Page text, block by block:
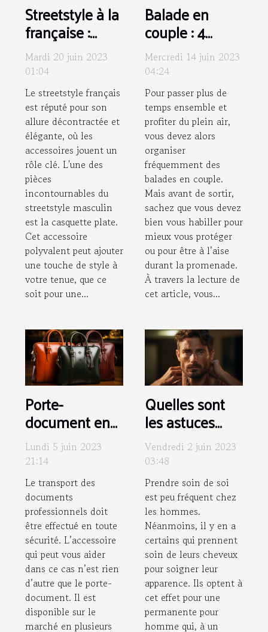
Streetstyle à la
française :
Comment
associer une
casquette
plate homme à
votre tenue ?
Mardi 20 juin 2023
01:04
Le streetstyle français
est réputé pour son
allure décontractée et
élégante, où les
accessoires jouent un
rôle clé. L'une des
pièces
incontournables du
streetstyle masculin
est la casquette plate.
Cet accessoire
polyvalent peut ajouter
une touche de style à
votre tenue, que ce
soit pour une...
Balade en
couple : 4
conseils pour
bien choisir vos
vêtements
Mercredi 14 juin 2023
04:24
Pour passer plus de
temps ensemble et
profiter du plein air,
vous devez alors
organiser
fréquemment des
balades en couple.
Mais avant de sortir,
sachez que vous devez
bien vous habiller pour
mieux vous protéger
ou pour être à l’aise
durant la promenade.
À travers la lecture de
cet article, vous...
Porte-
document en
cuir : comment
assurer son
entretien ?
Lundi 5 juin 2023
21:14
Le transport des
documents
professionnels doit
être effectué en toute
sécurité. L’accessoire
qui peut vous aider
dans ce cas n’est rien
d’autre que le porte-
document. Il est
disponible sur le
marché en plusieurs
Quelles sont
les astuces
pour enlever
une
permanente
pour homme ?
Vendredi 2 juin 2023
03:48
Prendre soin de soi
est peu fréquent chez
les hommes.
Néanmoins, il y en a
certains qui prennent
soin de leurs cheveux
pour soigner leur
apparence. Ils optent à
cet effet pour une
permanente pour
homme qui, à un